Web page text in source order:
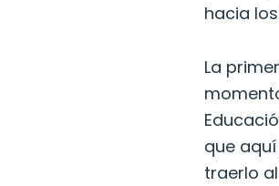
hacia
La
que
traerlo